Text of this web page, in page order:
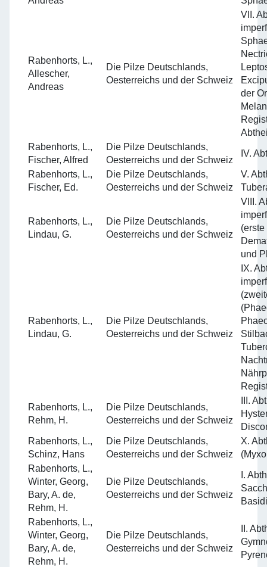
Rabenhorts, L.,
Allescher,
Andreas
Die Pilze Deutschlands,
Oesterreichs und der Schweiz
VII.
der
Rabenhorts, L.,
Fischer, Alfred
Die Pilze Deutschlands,
Oesterreichs und der Schweiz
IV.
Rabenhorts, L.,
Fischer, Ed.
Die Pilze Deutschlands,
Oesterreichs und der Schweiz
V.
Rabenhorts, L.,
Lindau, G.
Die Pilze Deutschlands,
Oesterreichs und der Schweiz
VIII.
und
Rabenhorts, L.,
Lindau, G.
Die Pilze Deutschlands,
Oesterreichs und der Schweiz
IX.
Rabenhorts, L.,
Rehm, H.
Die Pilze Deutschlands,
Oesterreichs und der Schweiz
III.
Rabenhorts, L.,
Schinz, Hans
Die Pilze Deutschlands,
Oesterreichs und der Schweiz
X.
Rabenhorts, L.,
Winter, Georg,
Bary, A. de,
Rehm, H.
Die Pilze Deutschlands,
Oesterreichs und der Schweiz
I.
Rabenhorts, L.,
Winter, Georg,
Bary, A. de,
Rehm, H.
Die Pilze Deutschlands,
Oesterreichs und der Schweiz
II.